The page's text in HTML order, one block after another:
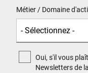
Métier / Domaine
Oui, s'il vous
Newsletters de